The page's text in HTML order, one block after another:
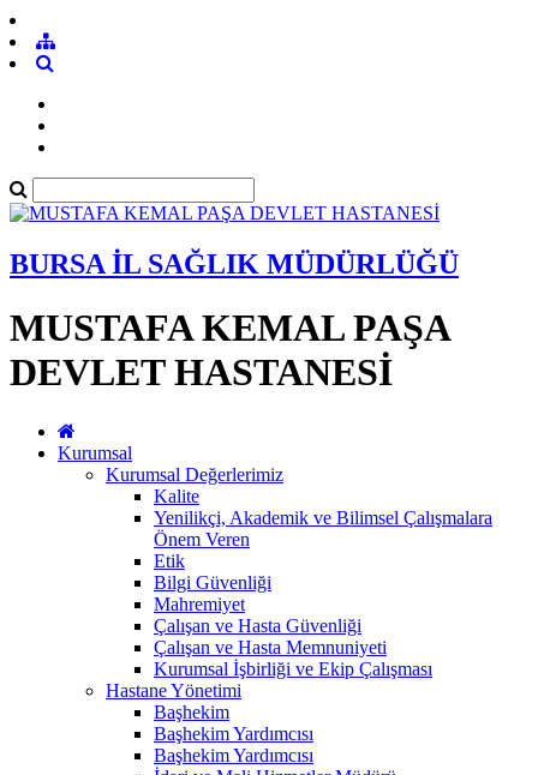
BURSA İL SAĞLIK MÜDÜRLÜĞÜ
MUSTAFA KEMAL PAŞA
DEVLET HASTANESİ
Kurumsal
Kurumsal Değerlerimiz
Kalite
Yenilikçi, Akademik ve Bilimsel Çalışmalara
Önem Veren
Etik
Bilgi Güvenliği
Mahremiyet
Çalışan ve Hasta Güvenliği
Çalışan ve Hasta Memnuniyeti
Kurumsal İşbirliği ve Ekip Çalışması
Hastane Yönetimi
Başhekim
Başhekim Yardımcısı
Başhekim Yardımcısı